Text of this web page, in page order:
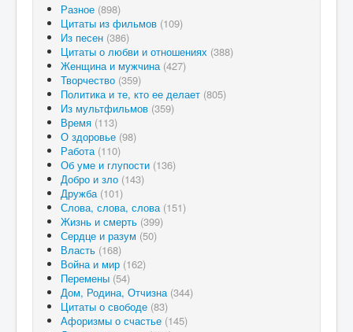
Разное (898)
Цитаты из фильмов (109)
Из песен (386)
Цитаты о любви и отношениях (388)
Женщина и мужчина (427)
Творчество (359)
Политика и те, кто ее делает (805)
Из мультфильмов (359)
Время (113)
О здоровье (98)
Работа (110)
Об уме и глупости (136)
Добро и зло (143)
Дружба (101)
Слова, слова, слова (151)
Жизнь и смерть (399)
Сердце и разум (50)
Власть (168)
Война и мир (162)
Перемены (54)
Дом, Родина, Отчизна (344)
Цитаты о свободе (83)
Афоризмы о счастье (145)